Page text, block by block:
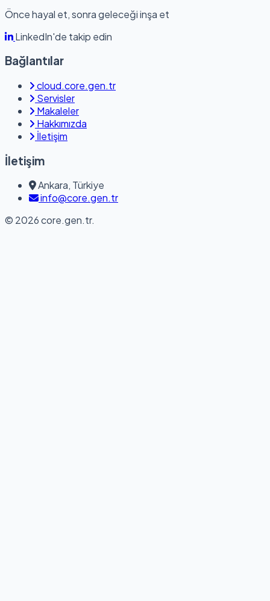
Önce hayal et, sonra geleceği inşa et
LinkedIn'de takip edin
Bağlantılar
cloud.core.gen.tr
Servisler
Makaleler
Hakkımızda
İletişim
İletişim
Ankara, Türkiye
info@core.gen.tr
© 2026 core.gen.tr.